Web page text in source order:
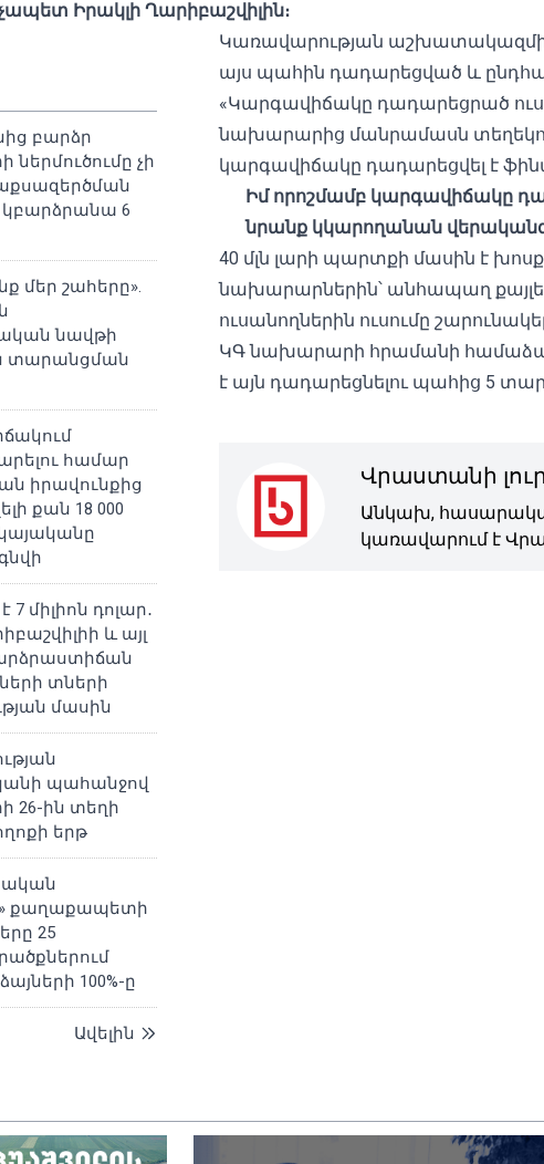
Իրակլի Ղարիբաշվիլին։
բարձր
ներմուծումը չի
6
մեր շահերը».
նավթի
տարանցման
համար
իրավունքից
քան 18 000
7 միլիոն դոլար․
և այլ
տների
մասին
պահանջով
26-ին տեղի
երթ
քաղաքապետի
25
100%-ը
Ավելին
Կառավարության աշխատակազմի
այս պահին դադարեցված և
«Կարգավիճակը դադարեցրած
նախարարից մանրամասն
կարգավիճակը դադարեցվել է
Իմ որոշմամբ կարգավիճակը
նրանք կկարողանան
40 մլն լարի պարտքի մասին է
նախարարներին՝ անհապաղ քայլեր
ուսանողներին ուսումը
ԿԳ նախարարի հրամանի
է այն դադարեցնելու պահից 5
Վրաստանի
Անկախ,
կառավարում է